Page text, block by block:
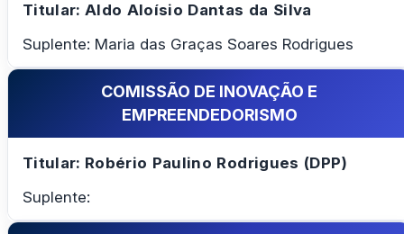
Titular: Aldo Aloísio Dantas da Silva
Suplente: Maria das Graças Soares Rodrigues
COMISSÃO DE INOVAÇÃO E
EMPREENDEDORISMO
Titular: Robério Paulino Rodrigues (DPP)
Suplente: